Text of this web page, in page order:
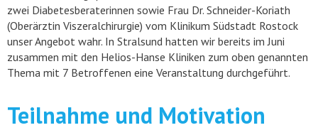
zwei Diabetesberaterinnen sowie Frau Dr. Schneider-Koriath
(Oberärztin Viszeralchirurgie) vom Klinikum Südstadt Rostock
unser Angebot wahr. In Stralsund hatten wir bereits im Juni
zusammen mit den Helios-Hanse Kliniken zum oben genannten
Thema mit 7 Betroffenen eine Veranstaltung durchgeführt.
Teilnahme und Motivation